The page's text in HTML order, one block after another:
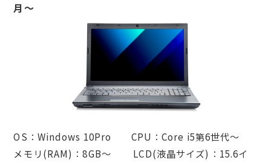
月〜
OS：Windows 10Pro CPU：Core i5第6世代～
メモリ(RAM)：8GB～ LCD(液晶サイズ)：15.6イ